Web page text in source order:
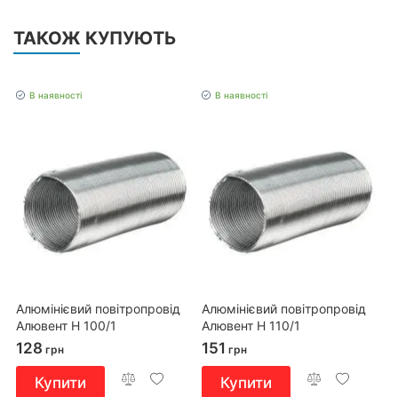
ТАКОЖ КУПУЮТЬ
В наявності
Алюмінієвий повітропровід
Алювент Н 100/1
128 грн
Купити
В наявності
Алюмінієвий повітропровід
Алювент Н 110/1
151 грн
Купити